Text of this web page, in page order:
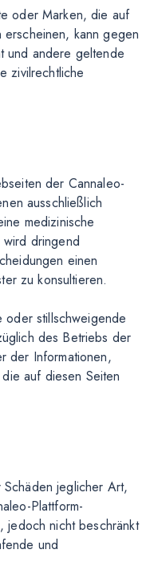
oder Marken, die auf
kann gegen
und andere geltende
zivilrechtliche
der Cannaleo-
ausschließlich
medizinische
dringend
einen
zu konsultieren.
oder stillschweigende
des Betriebs der
der Informationen,
auf diesen Seiten
jeglicher Art,
Plattform-
jedoch nicht beschränkt
und